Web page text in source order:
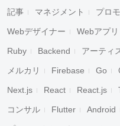
記事 マネジメント プロ
Webデザイナー Webアプリ
Ruby Backend アーティ
メルカリ Firebase Go
Next.js React React.js
コンサル Flutter Android